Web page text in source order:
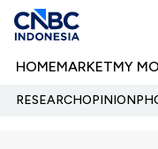
HOMEMARKETMY
RESEARCHOPINION